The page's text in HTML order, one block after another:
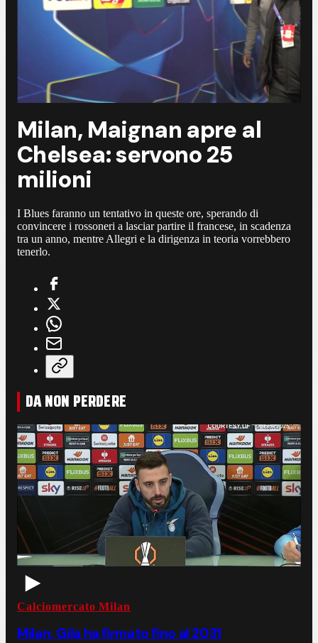
Milan, Maignan apre al
Chelsea: servono 25
milioni
I Blues faranno un tentativo in queste ore, sperando di
convincere i rossoneri a lasciar partire il francese, in scadenza
tra un anno, mentre Allegri e la dirigenza in teoria vorrebbero
tenerlo.
DA NON PERDERE
Calciomercato Milan
Milan, Gila ha firmato fino al 2031